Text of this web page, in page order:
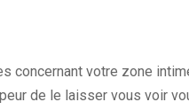
concernant votre zone
de le laisser vous voir